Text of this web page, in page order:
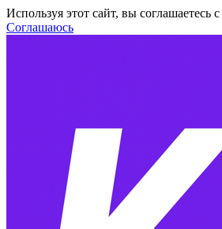
Используя этот сайт, вы соглашаетесь с
Соглашаюсь